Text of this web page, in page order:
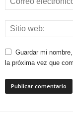
Guardar mi
la próxima vez que